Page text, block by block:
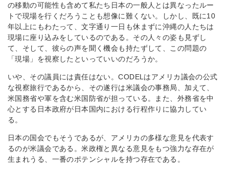
の移動の可能性も含めて私たち日本の一般人とは異なったルー
トで現場を行くだろうことも想像に難くない。しかし、既に10
年以上にもわたって、文字通り一日も休まずに沖縄の人たちは
現場に座り込みをしているのである。その人々の姿も見ずし
て、そして、彼らの声を聞く機会も持たずして、この問題の
「現場」を視察したといっていいのだろうか。
いや、その議員には責任はない。CODELはアメリカ議会の公式
な視察旅行であるから、その遂行は米議会の事務局、加えて、
米国務省や軍を含む米国防省が担っている。また、外務省を中
心とする日本政府が日本国内における行程作りに協力してい
る。
日本の国会でもそうであるが、アメリカの多様な意見を代表す
るのが米議会である。米政権と異なる意見をもつ強力な存在が
生まれうる、一番のポテンシャルを持つ存在である。